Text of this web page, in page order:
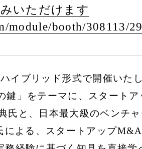
いただけます
module/booth/308113/
イブリッド形式で開催いたし
」をテーマに、スタート
氏と、日本最大級のベンチ
よる、スタートアップ